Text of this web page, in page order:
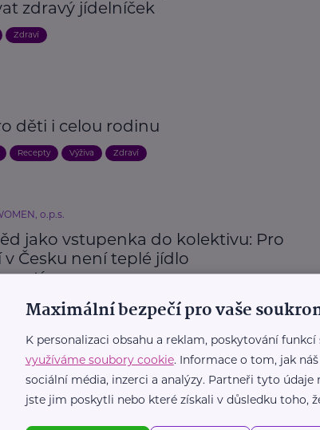
zdravý jídelníček
Zdraví
děti i celou rodinu
Recepty Výživa Zdraví
o.p.s.
jako vstupenka do kolektivu: Pro
v Česku není teplé jídlo
Finance Krizová situace Podpora a pomoc
Maximální bezpečí pro vaše
K personalizaci obsahu a reklam, poskytování
využíváme soubory cookie. Informace o tom, jak
sociální média, inzerci a analýzy. Partneři tyto
jste jim poskytli nebo které získali v důsledku toho,